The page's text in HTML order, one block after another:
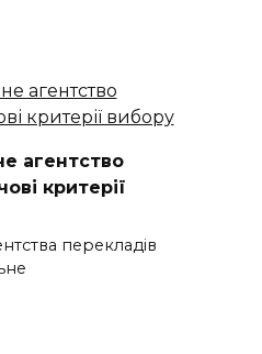
агентство
критерії
перекладів